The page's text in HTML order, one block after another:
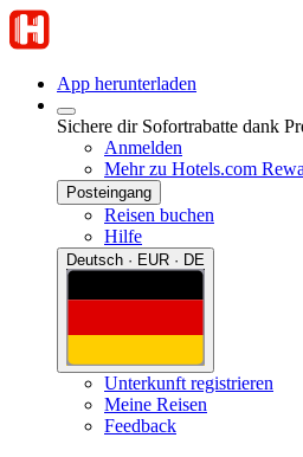
App herunterladen
Sichere dir Sofortrabatte dank
Anmelden
Mehr zu Hotels.com
Posteingang
Reisen buchen
Hilfe
Deutsch · EUR · DE
Unterkunft registrieren
Meine Reisen
Feedback